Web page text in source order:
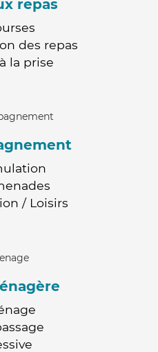
repas
des repas
la prise
/ Loisirs